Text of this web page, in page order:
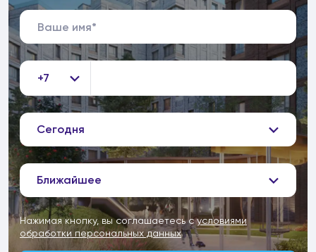
+7
Сегодня
Ближайшее
Нажимая кнопку, вы соглашаетесь сусловиями
обработки персональных данных